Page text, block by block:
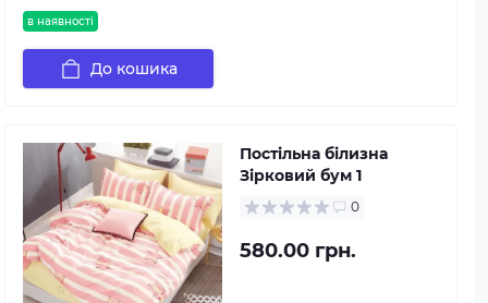
в наявності
До кошика
Постільна білизна
Зірковий бум 1
0
580.00 грн.